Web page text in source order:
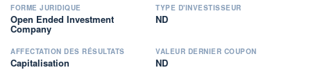
FORME JURIDIQUE
Open Ended Investment
Company
TYPE D'INVESTISSEUR
ND
AFFECTATION DES RÉSULTATS
Capitalisation
VALEUR DERNIER COUPON
ND